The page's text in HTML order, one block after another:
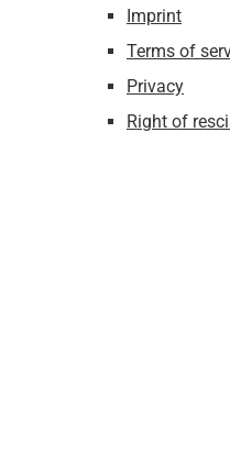
Imprint
Terms of
Privacy
Right of